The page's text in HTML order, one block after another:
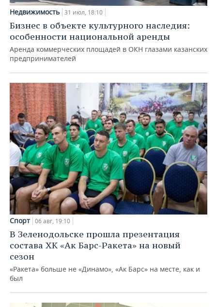
Недвижимость 31 июл, 18:10
Бизнес в объекте культурного наследия:
особенности национальной аренды
Аренда коммерческих площадей в ОКН глазами казанских
предпринимателей
Спорт 06 авг, 19:10
В Зеленодольске прошла презентация
состава ХК «Ак Барс-Ракета» на новый
сезон
«Ракета» больше не «Динамо», «Ак Барс» на месте, как и
был